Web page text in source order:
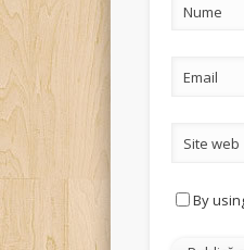
Nume
Email
Site web
By